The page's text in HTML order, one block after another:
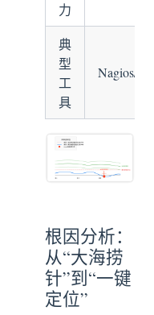
力
典
型
工
具
Nagios/
根因分析：
从“大海捞
针”到“一键
定位”